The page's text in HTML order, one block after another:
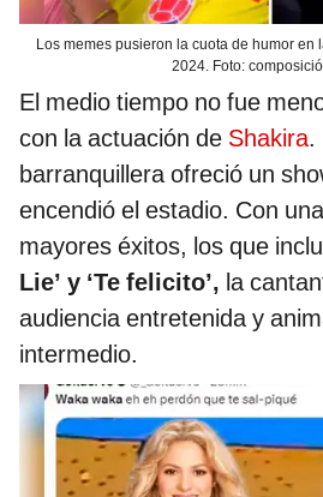
Los memes pusieron la cuota de humor
2024. Foto:
El medio tiempo no fue
con la actuación de Shakira.
barranquillera ofreció un
encendió el estadio. Con
mayores éxitos, los que
Lie’ y ‘Te felicito’, la
audiencia entretenida y
intermedio.